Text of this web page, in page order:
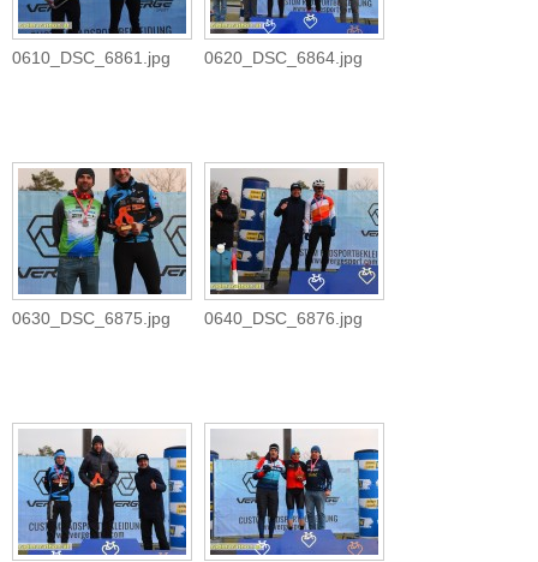
0610_DSC_6861.jpg 0620_DSC_6864.jpg
0630_DSC_6875.jpg 0640_DSC_6876.jpg